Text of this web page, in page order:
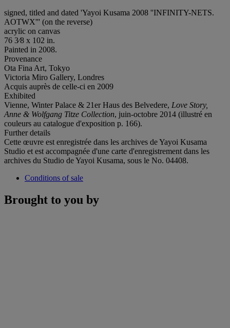
signed, titled and dated 'Yayoi Kusama 2008 ''INFINITY-NETS.
AOTWX''' (on the reverse)
acrylic on canvas
76 3⁄8 x 102 in.
Painted in 2008.
Provenance
Ota Fina Art, Tokyo
Victoria Miro Gallery, Londres
Acquis auprès de celle-ci en 2009
Exhibited
Vienne, Winter Palace & 21er Haus des Belvedere, Love Story,
Anne & Wolfgang Titze Collection, juin-octobre 2014 (illustré en
couleurs au catalogue d'exposition p. 166).
Further details
Cette œuvre est enregistrée dans les archives de Yayoi Kusama
Studio et est accompagnée d'une carte d'enregistrement dans les
archives du Studio de Yayoi Kusama, sous le No. 04408.
Conditions of sale
Brought to you by